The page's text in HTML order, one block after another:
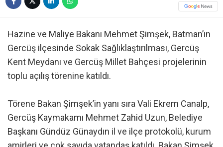
Hazine ve Maliye Bakanı Mehmet Şimşek, Batman’ın
Gercüş ilçesinde Sokak Sağlıklaştırılması, Gercüş
Kent Meydanı ve Gercüş Millet Bahçesi projelerinin
toplu açılış törenine katıldı.
Törene Bakan Şimşek’in yanı sıra Vali Ekrem Canalp,
Gercüş Kaymakamı Mehmet Zahid Uzun, Belediye
Başkanı Gündüz Günaydın il ve ilçe protokolü, kurum